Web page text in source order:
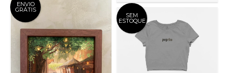
ENVIO
GRÁTIS
SEM
ESTOQUE